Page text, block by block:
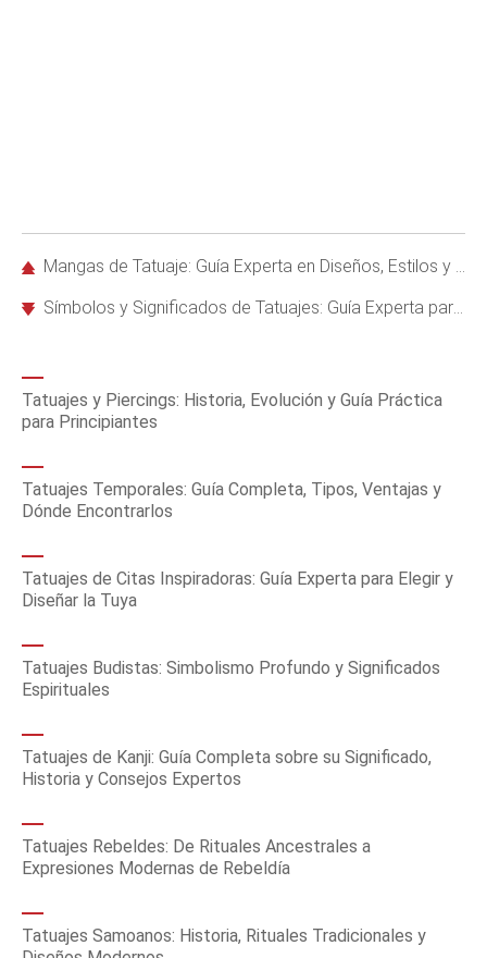
Mangas de Tatuaje: Guía Experta en Diseños, Estilos y Alternativas Temporales
Símbolos y Significados de Tatuajes: Guía Experta para Elegir sin Errores
Tatuajes y Piercings: Historia, Evolución y Guía Práctica
para Principiantes
Tatuajes Temporales: Guía Completa, Tipos, Ventajas y
Dónde Encontrarlos
Tatuajes de Citas Inspiradoras: Guía Experta para Elegir y
Diseñar la Tuya
Tatuajes Budistas: Simbolismo Profundo y Significados
Espirituales
Tatuajes de Kanji: Guía Completa sobre su Significado,
Historia y Consejos Expertos
Tatuajes Rebeldes: De Rituales Ancestrales a
Expresiones Modernas de Rebeldía
Tatuajes Samoanos: Historia, Rituales Tradicionales y